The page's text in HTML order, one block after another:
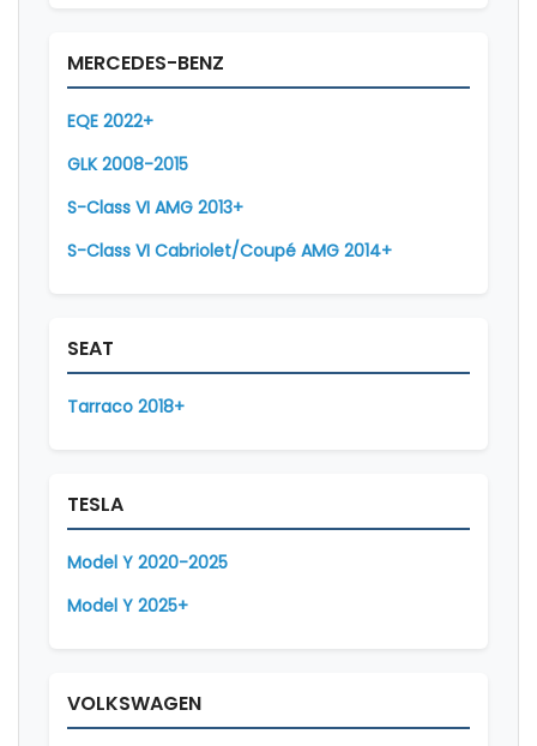
MERCEDES-BENZ
EQE 2022+
GLK 2008-2015
S-Class VI AMG 2013+
S-Class VI Cabriolet/Coupé AMG 2014+
SEAT
Tarraco 2018+
TESLA
Model Y 2020-2025
Model Y 2025+
VOLKSWAGEN